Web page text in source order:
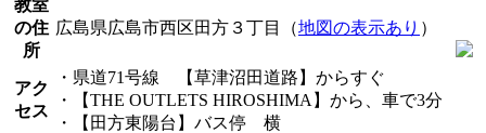
教室
の住
所
広島県広島市西区田方３丁目（地図の表示あり ）
アク
セス
・県道71号線 【草津沼田道路】からすぐ
・【THE OUTLETS HIROSHIMA】から、車で3分
・【田方東陽台】バス停 横